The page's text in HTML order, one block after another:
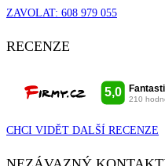
ZAVOLAT: 608 979 055
RECENZE
CHCI VIDĚT DALŠÍ RECENZE